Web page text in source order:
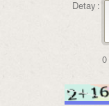
Detay :
0